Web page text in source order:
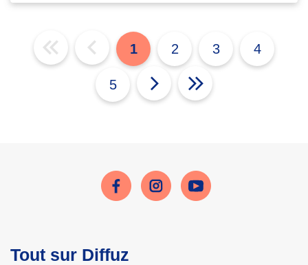
1 2 3 4
5
FacebookInstagramYoutube
Tout sur Diffuz